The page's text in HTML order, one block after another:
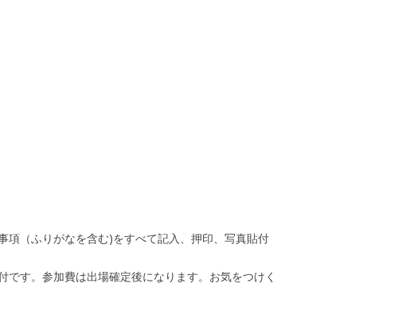
項（ふりがなを含む)をすべて記入、押印、写真貼付
す。参加費は出場確定後になります。お気をつけく